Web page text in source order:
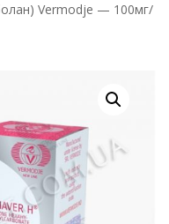
Vermodje — 100мг/